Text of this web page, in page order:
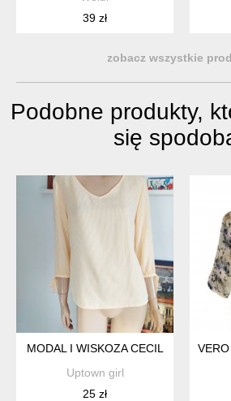
39 zł
zobacz wszystkie
Podobne produkty,
się
MODAL I WISKOZA CECIL
Uptown girl
25 zł